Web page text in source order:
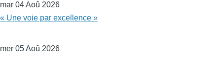
mar 04 Aoû 2026
« Une voie par excellence »
mer 05 Aoû 2026